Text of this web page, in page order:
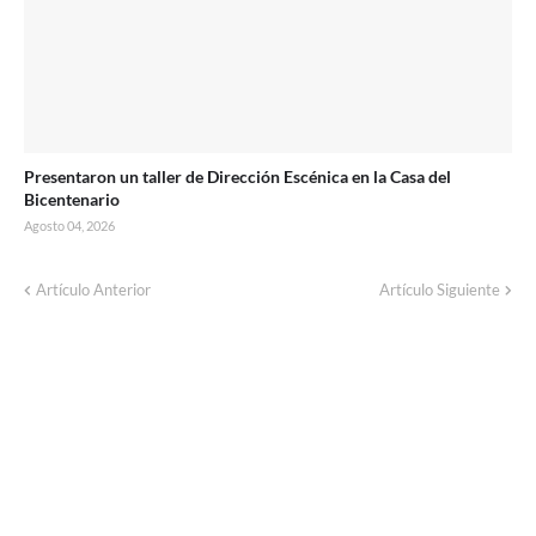
Presentaron un taller de Dirección Escénica en la Casa del
Bicentenario
Agosto 04, 2026
Artículo Anterior Artículo Siguiente